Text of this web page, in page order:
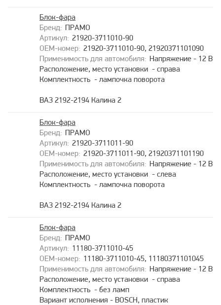
ПРАМО
21920-3711010-90
21920-3711010-90, 21920371101090
Блок-фара
Напряжение - 12 В
Расположение, место установки - справа
Комплектность - лампочка поворота
ВАЗ 2192-2194 Калина 2
ПРАМО
21920-3711011-90
21920-3711011-90, 21920371101190
Блок-фара
Напряжение - 12 В
Расположение, место установки - слева
Комплектность - лампочка поворота
ВАЗ 2192-2194 Калина 2
ПРАМО
11180-3711010-45
11180-3711010-45, 11180371101045
Блок-фара
Напряжение - 12 В
Расположение, место установки - справа
Комплектность - без ламп
Вариант исполнения - BOSCH, пластик